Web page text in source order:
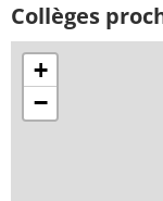
Collèges
+
−